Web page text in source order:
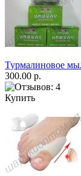
Турмалиновое
300.00 р.
Купить